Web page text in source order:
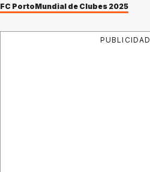
FC PortoMundial de Clubes 2025
PUBLICIDAD